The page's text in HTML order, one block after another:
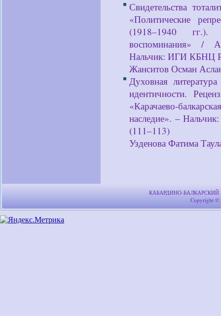
Свидетельства
«Политические
(1918–1940 гг.).
воспоминания» /
Нальчик: ИГИ КБНЦ
Жанситов Осман
Духовная
идентичности.
«Карачаево-
наследие». –
(111–113)
Узденова Фатима
КАБАРДИНО-
Copyright ©